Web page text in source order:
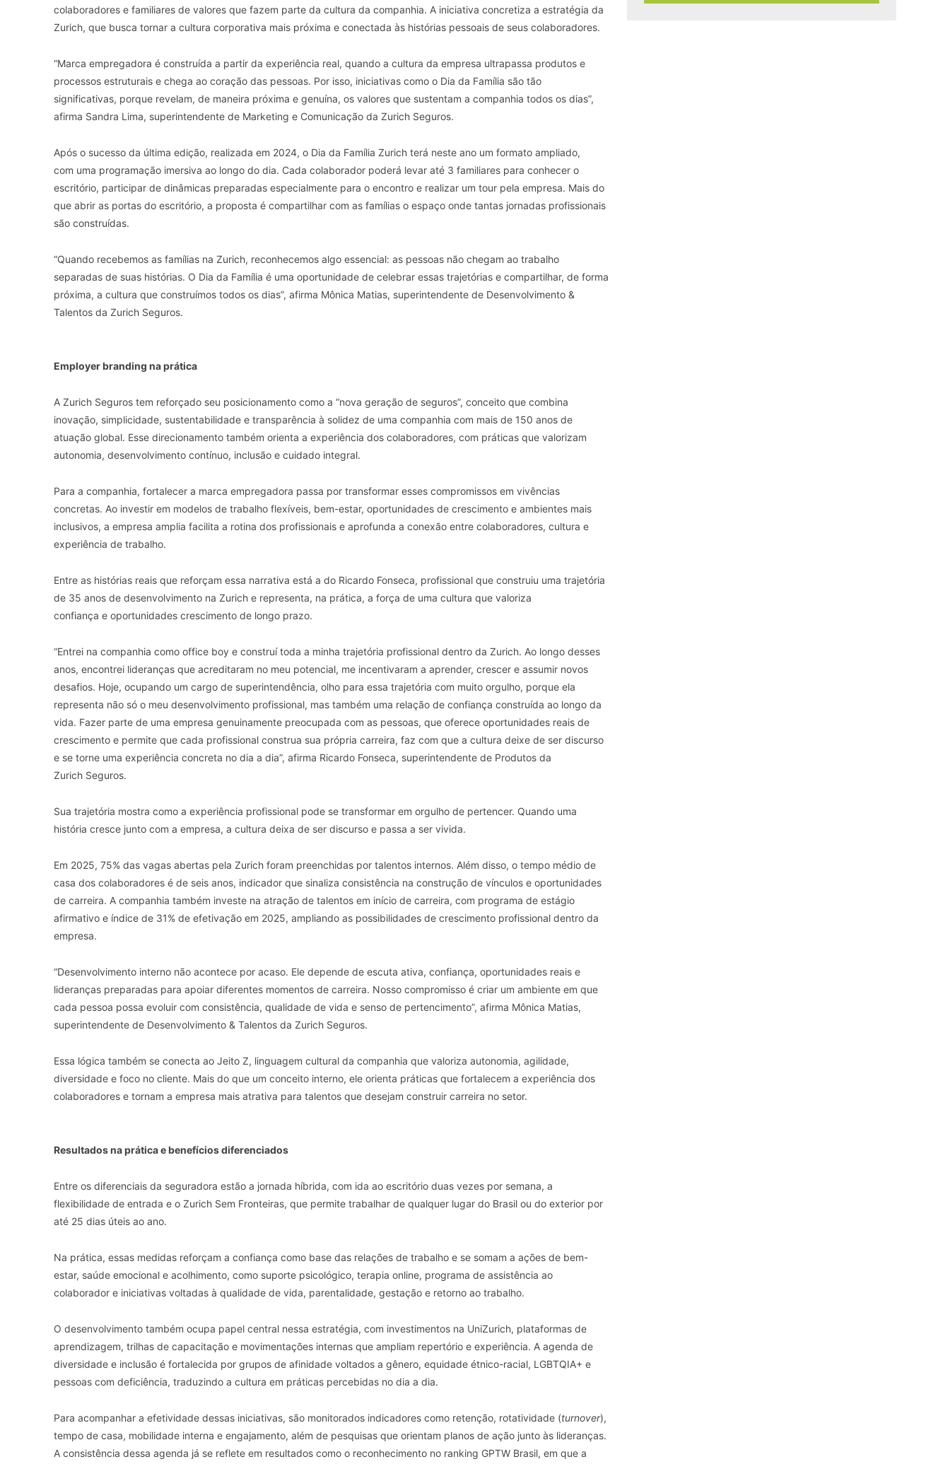
colaboradores e familiares de valores que fazem parte da cultura da companhia. A iniciativa concretiza a estratégia da
Zurich, que busca tornar a cultura corporativa mais próxima e conectada às histórias pessoais de seus colaboradores.
“Marca empregadora é construída a partir da experiência real, quando a cultura da empresa ultrapassa produtos e
processos estruturais e chega ao coração das pessoas. Por isso, iniciativas como o Dia da Família são tão
significativas, porque revelam, de maneira próxima e genuína, os valores que sustentam a companhia todos os dias”,
afirma Sandra Lima, superintendente de Marketing e Comunicação da Zurich Seguros.
Após o sucesso da última edição, realizada em 2024, o Dia da Família Zurich terá neste ano um formato ampliado,
com uma programação imersiva ao longo do dia. Cada colaborador poderá levar até 3 familiares para conhecer o
escritório, participar de dinâmicas preparadas especialmente para o encontro e realizar um tour pela empresa. Mais do
que abrir as portas do escritório, a proposta é compartilhar com as famílias o espaço onde tantas jornadas profissionais
são construídas.
“Quando recebemos as famílias na Zurich, reconhecemos algo essencial: as pessoas não chegam ao trabalho
separadas de suas histórias. O Dia da Família é uma oportunidade de celebrar essas trajetórias e compartilhar, de forma
próxima, a cultura que construímos todos os dias”, afirma Mônica Matias, superintendente de Desenvolvimento &
Talentos da Zurich Seguros.
Employer branding na prática
A Zurich Seguros tem reforçado seu posicionamento como a “nova geração de seguros”, conceito que combina
inovação, simplicidade, sustentabilidade e transparência à solidez de uma companhia com mais de 150 anos de
atuação global. Esse direcionamento também orienta a experiência dos colaboradores, com práticas que valorizam
autonomia, desenvolvimento contínuo, inclusão e cuidado integral.
Para a companhia, fortalecer a marca empregadora passa por transformar esses compromissos em vivências
concretas. Ao investir em modelos de trabalho flexíveis, bem-estar, oportunidades de crescimento e ambientes mais
inclusivos, a empresa amplia facilita a rotina dos profissionais e aprofunda a conexão entre colaboradores, cultura e
experiência de trabalho.
Entre as histórias reais que reforçam essa narrativa está a do Ricardo Fonseca, profissional que construiu uma trajetória
de 35 anos de desenvolvimento na Zurich e representa, na prática, a força de uma cultura que valoriza
confiança e oportunidades crescimento de longo prazo.
“Entrei na companhia como office boy e construí toda a minha trajetória profissional dentro da Zurich. Ao longo desses
anos, encontrei lideranças que acreditaram no meu potencial, me incentivaram a aprender, crescer e assumir novos
desafios. Hoje, ocupando um cargo de superintendência, olho para essa trajetória com muito orgulho, porque ela
representa não só o meu desenvolvimento profissional, mas também uma relação de confiança construída ao longo da
vida. Fazer parte de uma empresa genuinamente preocupada com as pessoas, que oferece oportunidades reais de
crescimento e permite que cada profissional construa sua própria carreira, faz com que a cultura deixe de ser discurso
e se torne uma experiência concreta no dia a dia”, afirma Ricardo Fonseca, superintendente de Produtos da
Zurich Seguros.
Sua trajetória mostra como a experiência profissional pode se transformar em orgulho de pertencer. Quando uma
história cresce junto com a empresa, a cultura deixa de ser discurso e passa a ser vivida.
Em 2025, 75% das vagas abertas pela Zurich foram preenchidas por talentos internos. Além disso, o tempo médio de
casa dos colaboradores é de seis anos, indicador que sinaliza consistência na construção de vínculos e oportunidades
de carreira. A companhia também investe na atração de talentos em início de carreira, com programa de estágio
afirmativo e índice de 31% de efetivação em 2025, ampliando as possibilidades de crescimento profissional dentro da
empresa.
“Desenvolvimento interno não acontece por acaso. Ele depende de escuta ativa, confiança, oportunidades reais e
lideranças preparadas para apoiar diferentes momentos de carreira. Nosso compromisso é criar um ambiente em que
cada pessoa possa evoluir com consistência, qualidade de vida e senso de pertencimento”, afirma Mônica Matias,
superintendente de Desenvolvimento & Talentos da Zurich Seguros.
Essa lógica também se conecta ao Jeito Z, linguagem cultural da companhia que valoriza autonomia, agilidade,
diversidade e foco no cliente. Mais do que um conceito interno, ele orienta práticas que fortalecem a experiência dos
colaboradores e tornam a empresa mais atrativa para talentos que desejam construir carreira no setor.
Resultados na prática e benefícios diferenciados
Entre os diferenciais da seguradora estão a jornada híbrida, com ida ao escritório duas vezes por semana, a
flexibilidade de entrada e o Zurich Sem Fronteiras, que permite trabalhar de qualquer lugar do Brasil ou do exterior por
até 25 dias úteis ao ano.
Na prática, essas medidas reforçam a confiança como base das relações de trabalho e se somam a ações de bem-
estar, saúde emocional e acolhimento, como suporte psicológico, terapia online, programa de assistência ao
colaborador e iniciativas voltadas à qualidade de vida, parentalidade, gestação e retorno ao trabalho.
O desenvolvimento também ocupa papel central nessa estratégia, com investimentos na UniZurich, plataformas de
aprendizagem, trilhas de capacitação e movimentações internas que ampliam repertório e experiência. A agenda de
diversidade e inclusão é fortalecida por grupos de afinidade voltados a gênero, equidade étnico-racial, LGBTQIA+ e
pessoas com deficiência, traduzindo a cultura em práticas percebidas no dia a dia.
Para acompanhar a efetividade dessas iniciativas, são monitorados indicadores como retenção, rotatividade (turnover),
tempo de casa, mobilidade interna e engajamento, além de pesquisas que orientam planos de ação junto às lideranças.
A consistência dessa agenda já se reflete em resultados como o reconhecimento no ranking GPTW Brasil, em que a